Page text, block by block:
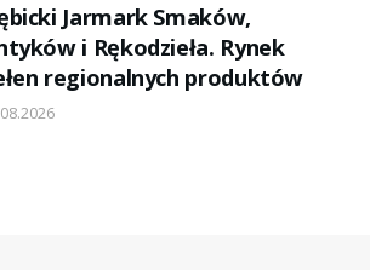
Jarmark Smaków,
i Rękodzieła. Rynek
regionalnych produktów